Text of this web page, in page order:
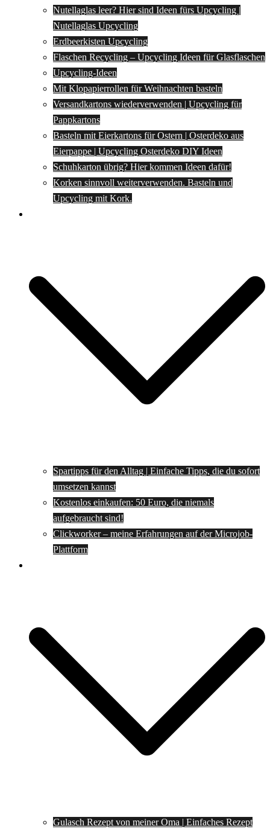
Nutellaglas leer? Hier sind Ideen fürs Upcycling |
Nutellaglas Upcycling
Erdbeerkisten Upcycling
Flaschen Recycling – Upcycling Ideen für Glasflaschen
Upcycling-Ideen
Mit Klopapierrollen für Weihnachten basteln
Versandkartons wiederverwenden | Upcycling für
Pappkartons
Basteln mit Eierkartons für Ostern | Osterdeko aus
Eierpappe | Upcycling Osterdeko DIY Ideen
Schuhkarton übrig? Hier kommen Ideen dafür!
Korken sinnvoll weiterverwenden. Basteln und
Upcycling mit Kork.
Spartipps für den Alltag | Einfache Tipps, die du sofort
umsetzen kannst
Kostenlos einkaufen: 50 Euro, die niemals
aufgebraucht sind!
Clickworker – meine Erfahrungen auf der Microjob-
Plattform
Gulasch Rezept von meiner Oma | Einfaches Rezept